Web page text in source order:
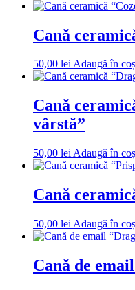
Cană
50,00 leiAdaugă în coș
Cană
vârstă”
50,00 lei Adaugă în coș
Cană
50,00 lei Adaugă în coș
Cană de